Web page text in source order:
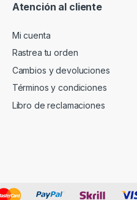
Atención al cliente
Mi cuenta
Rastrea tu orden
Cambios y devoluciones
Términos y condiciones
Libro de reclamaciones